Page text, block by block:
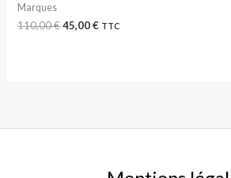
Marques
110,00€45,00€ TTC